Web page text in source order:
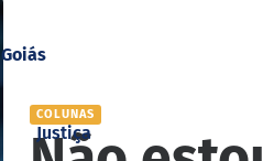
Justiça
Goiás
COLUNAS